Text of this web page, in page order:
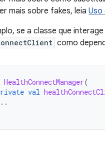
mais sobre fakes, leia Uso
se a classe que
como
HealthConnectManager(
val